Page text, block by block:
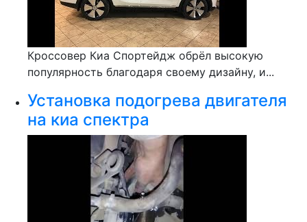
Кроссовер Киа Спортейдж обрёл высокую
популярность благодаря своему дизайну, и...
Установка подогрева двигателя
на киа спектра